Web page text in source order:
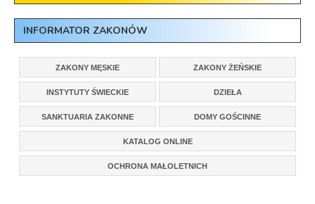
INFORMATOR ZAKONÓW
ZAKONY MĘSKIE ZAKONY ŻEŃSKIE
INSTYTUTY ŚWIECKIE DZIEŁA
SANKTUARIA ZAKONNE DOMY GOŚCINNE
KATALOG ONLINE
OCHRONA MAŁOLETNICH